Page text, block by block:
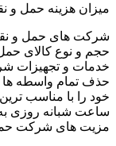
میزان هزینه حمل و
شرکت های حمل و نقل
حجم و نوع کالای
خدمات و تجهیزات
حذف تمام واسطه ها و
ساعت شبانه روزی
مزیت های شرکت حمل